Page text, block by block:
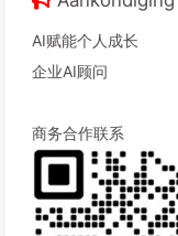
AI赋能个人成长
企业AI顾问
商务合作联系